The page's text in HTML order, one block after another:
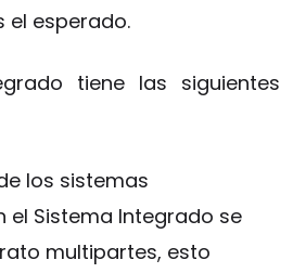
el esperado.
tiene las siguientes
los sistemas
el Sistema Integrado se
multipartes, esto